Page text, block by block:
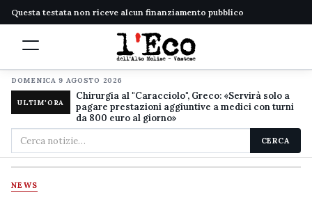
Questa testata non riceve alcun finanziamento pubblico
DOMENICA 9 AGOSTO 2026
ULTIM'ORA
Chirurgia al "Caracciolo", Greco: «Servirà solo a
pagare prestazioni aggiuntive a medici con turni
da 800 euro al giorno»
Cerca
nel
sito
CERCA
NEWS